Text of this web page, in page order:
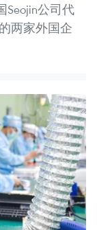
Seojin公司代
两家外国企